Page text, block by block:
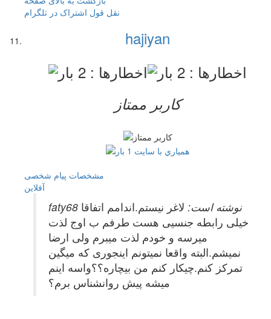
نقل قول اشتراک در تلگرام
hajiyan
کاربر ممتاز
مشخصات پیام شخصی
آفلاين
faty68 نوشته است: لاغر نیستم.اندامم اتفاقا
خیلی رابطه جنسیی هست طرفم ب اوج لذت
میرسه و خودم لذت میبرم ولی ارضا
نمیشم.البته واقعا نمیتونم اینجوری که میگین
تمرکز کنم.چیکار کنم من بیچاره؟؟واسه اینم
میشه پیش روانشناس برم؟